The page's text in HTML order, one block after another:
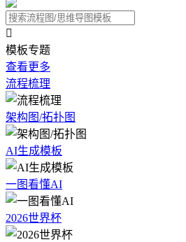

模板专题
查看更多
流程梳理
架构图/拓扑图
AI生成模板
一图看懂AI
2026世界杯